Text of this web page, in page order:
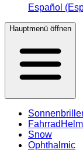
Español
Hauptmenü öffnen
Snow
Ophthalmic